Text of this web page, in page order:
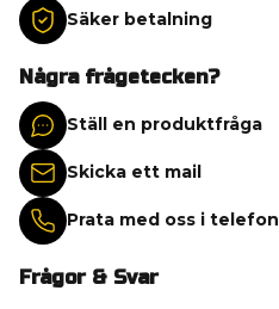
Säker betalning
Några frågetecken?
Ställ en produktfråga
Skicka ett mail
Prata med oss i telefon
Frågor & Svar